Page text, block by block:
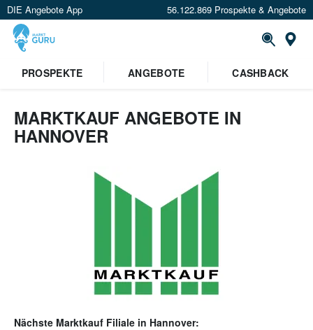
DIE Angebote App 56.122.869 Prospekte & Angebote
PROSPEKTE
ANGEBOTE CASHBACK
MARKTKAUF ANGEBOTE IN
HANNOVER
Nächste Marktkauf Filiale in Hannover: